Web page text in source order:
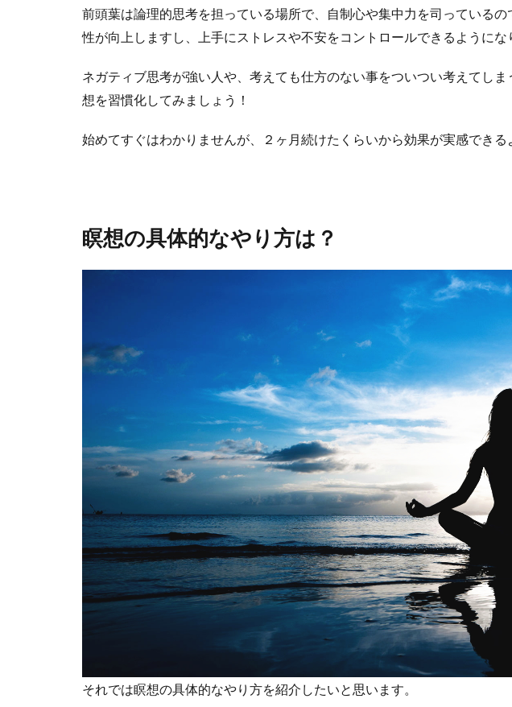
前頭葉は論理的思考を担っている場所で、自制心や集中力を司っている
性が向上しますし、上手にストレスや不安をコントロールできるようにな
ネガティブ思考が強い人や、考えても仕方のない事をついつい考えてし
想を習慣化してみましょう！
始めてすぐはわかりませんが、２ヶ月続けたくらいから効果が実感できる
瞑想の具体的なやり方は？
それでは瞑想の具体的なやり方を紹介したいと思います。